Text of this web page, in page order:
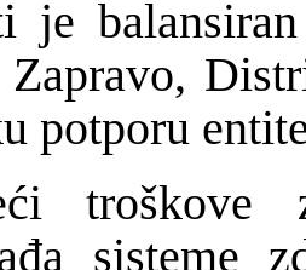
je
potporu
ći troškove
đa sisteme